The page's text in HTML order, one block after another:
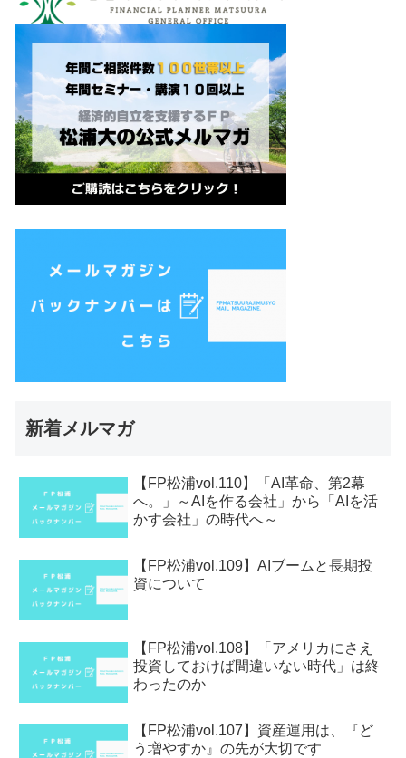
新着メルマガ
【FP松浦vol.110】「AI革命、第2幕
へ。」～AIを作る会社」から「AIを活
かす会社」の時代へ～
【FP松浦vol.109】AIブームと長期投
資について
【FP松浦vol.108】「アメリカにさえ
投資しておけば間違いない時代」は終
わったのか
【FP松浦vol.107】資産運用は、『ど
う増やすか』の先が大切です